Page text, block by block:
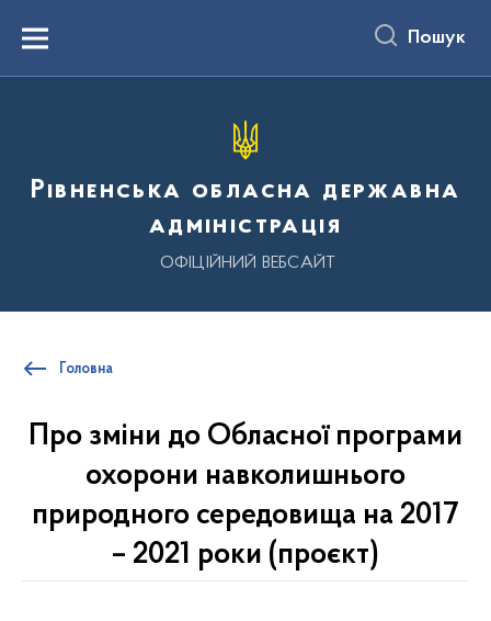
вмістуMenu Пошук
Рівненська обласна державна
адміністрація
ОФІЦІЙНИЙ ВЕБСАЙТ
Головна
Про зміни до Обласної програми
охорони навколишнього
природного середовища на 2017
– 2021 роки (проєкт)